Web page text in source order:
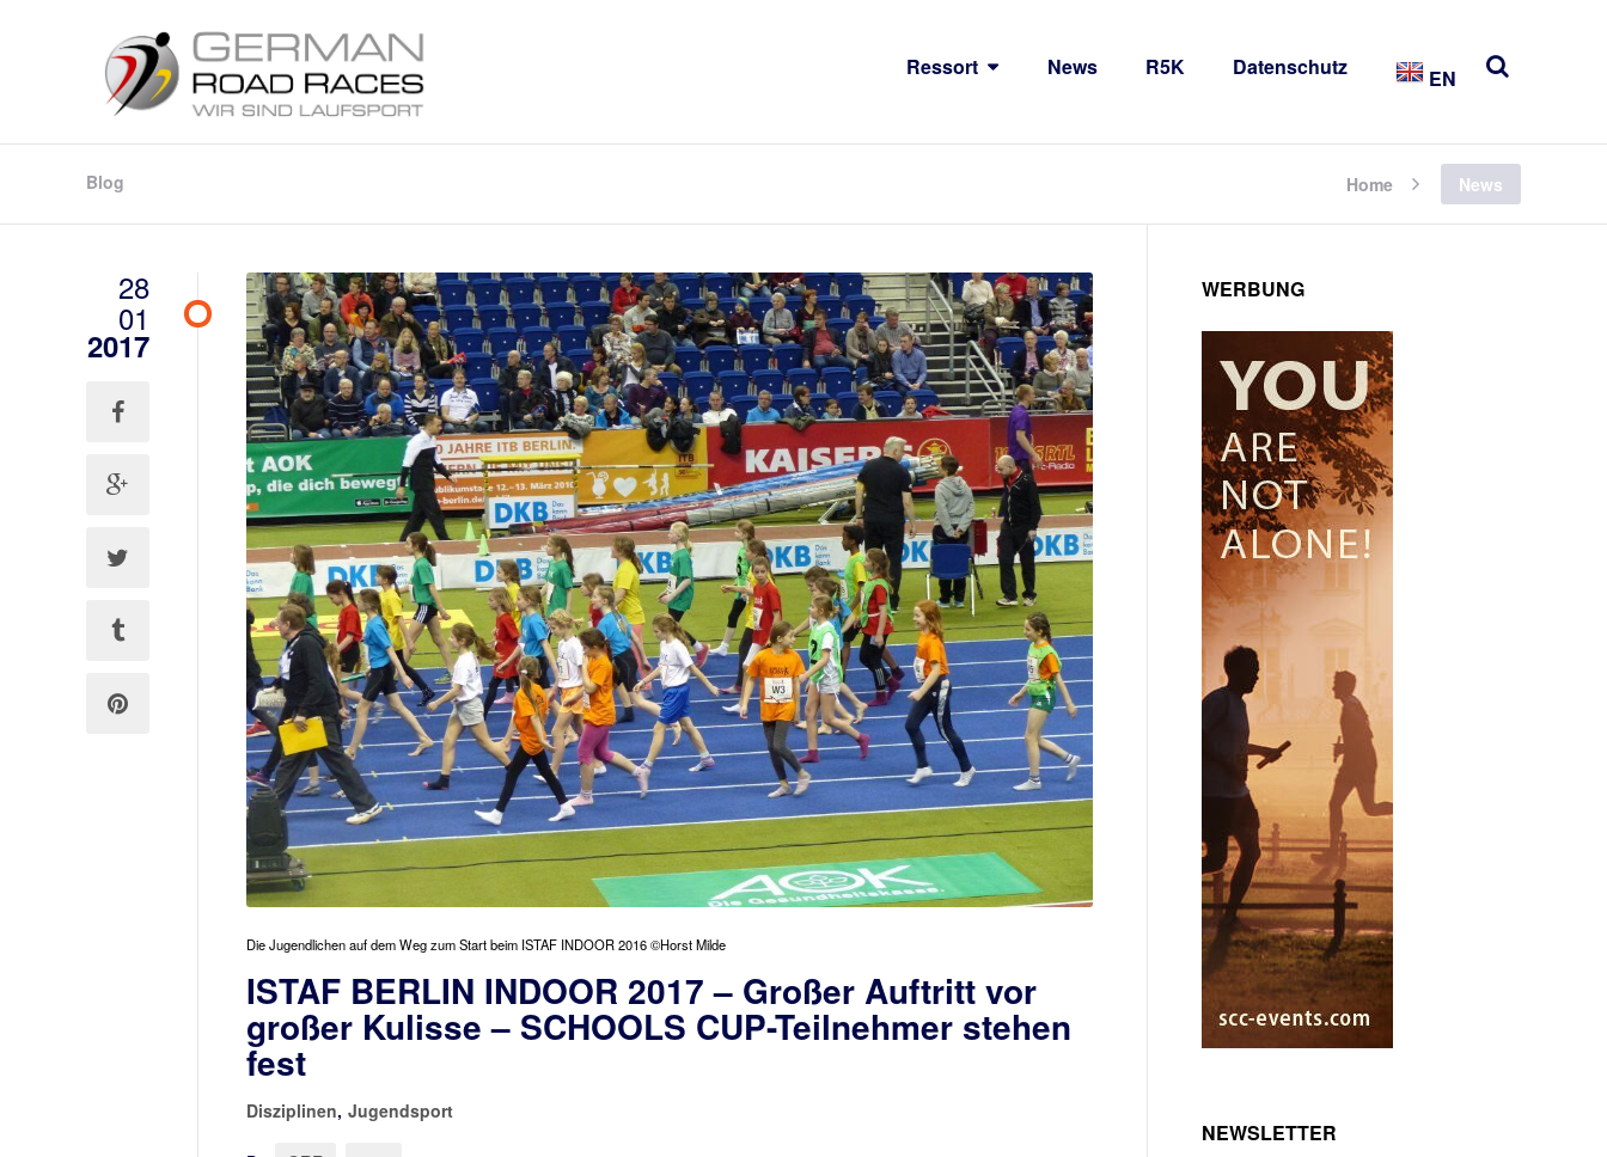
Ressort News R5K Datenschutz EN
Blog Home News
28
01
2017
Die Jugendlichen auf dem Weg zum Start beim ISTAF INDOOR 2016 ©Horst Milde
ISTAF BERLIN INDOOR 2017 – Großer Auftritt vor
großer Kulisse – SCHOOLS CUP-Teilnehmer stehen
fest
Disziplinen, Jugendsport
WERBUNG
NEWSLETTER